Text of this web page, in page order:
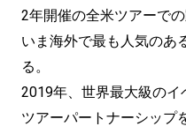
2年開催の全米ツアーで
いま海外で最も人気のあ
る。
2019年、世界最大級の
ツアーパートナーシップ